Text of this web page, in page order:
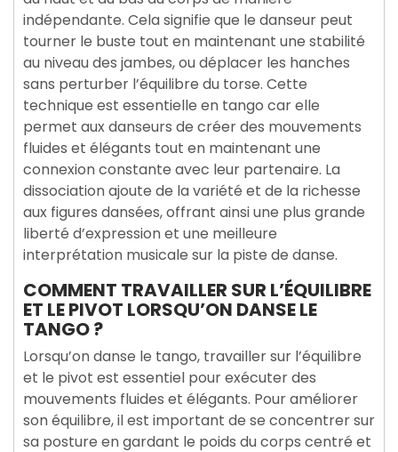
indépendante. Cela signifie que le danseur peut
tourner le buste tout en maintenant une stabilité
au niveau des jambes, ou déplacer les hanches
sans perturber l’équilibre du torse. Cette
technique est essentielle en tango car elle
permet aux danseurs de créer des mouvements
fluides et élégants tout en maintenant une
connexion constante avec leur partenaire. La
dissociation ajoute de la variété et de la richesse
aux figures dansées, offrant ainsi une plus grande
liberté d’expression et une meilleure
interprétation musicale sur la piste de danse.
COMMENT TRAVAILLER SUR L’ÉQUILIBRE
ET LE PIVOT LORSQU’ON DANSE LE
TANGO ?
Lorsqu’on danse le tango, travailler sur l’équilibre
et le pivot est essentiel pour exécuter des
mouvements fluides et élégants. Pour améliorer
son équilibre, il est important de se concentrer sur
sa posture en gardant le poids du corps centré et